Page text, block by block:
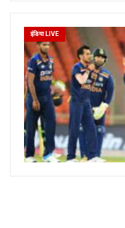
इंडिया LIVE